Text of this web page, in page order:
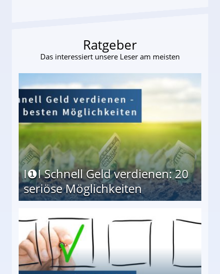
Ratgeber
Das interessiert unsere Leser am meisten
I❶I Schnell Geld verdienen: 20
seriöse Möglichkeiten